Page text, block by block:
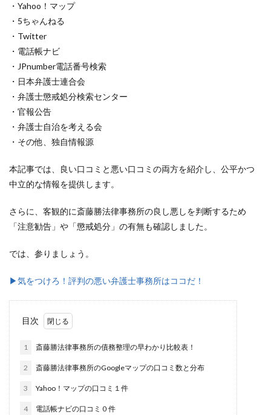
・Yahoo！マップ
・5ちゃんねる
・Twitter
・電話帳ナビ
・JPnumber電話番号検索
・日本弁護士連合会
・弁護士懲戒処分検索センター
・官報公告
・弁護士自治を考える会
・その他、独自情報源
本記事では、良い口コミと悪い口コミの両方を紹介し、公平かつ
中立的な情報を提供します。
さらに、客観的に斎藤勝法律事務所の良し悪しを判断するため
「注意勧告」や「懲戒処分」の有無も確認しました。
では、参りましょう。
▶︎気をつけろ！評判の悪い弁護士事務所はココだ！
目次
1 斎藤勝法律事務所の債務整理の早わかり比較表！
2 斎藤勝法律事務所のGoogleマップの口コミ数と分布
3 Yahoo！マップの口コミ１件
4 電話帳ナビの口コミ０件